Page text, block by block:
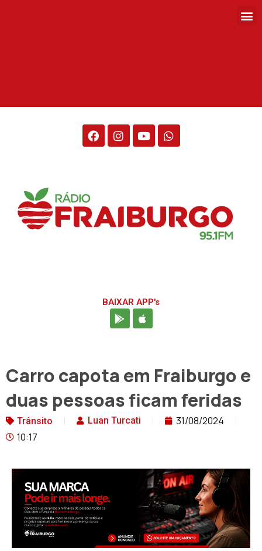
BAIXAR APP's
Carro capota em Fraiburgo e
duas pessoas ficam feridas
Trânsito Luan Turcati
31/08/2024
10:17